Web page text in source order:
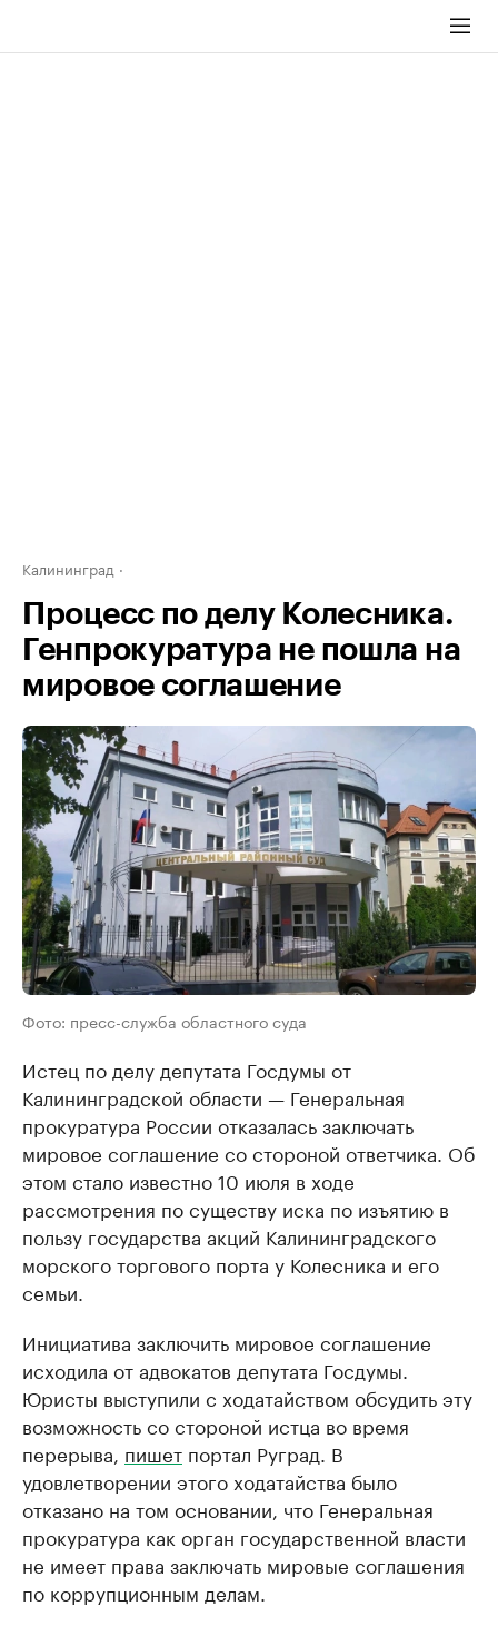
Калининград
Процесс по делу Колесника.
Генпрокуратура не пошла на
мировое соглашение
Фото: пресс-служба областного суда
Истец по делу депутата Госдумы от
Калининградской области — Генеральная
прокуратура России отказалась заключать
мировое соглашение со стороной ответчика. Об
этом стало известно 10 июля в ходе
рассмотрения по существу иска по изъятию в
пользу государства акций Калининградского
морского торгового порта у Колесника и его
семьи.
Инициатива заключить мировое соглашение
исходила от адвокатов депутата Госдумы.
Юристы выступили с ходатайством обсудить эту
возможность со стороной истца во время
перерыва, пишет портал Руград. В
удовлетворении этого ходатайства было
отказано на том основании, что Генеральная
прокуратура как орган государственной власти
не имеет права заключать мировые соглашения
по коррупционным делам.